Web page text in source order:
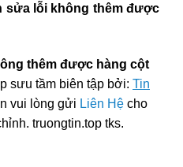
sửa lỗi không thêm được
thêm được hàng cột
sưu tầm biên tập bởi: Tin
vui lòng gửi Liên Hệcho
truongtin.top tks.